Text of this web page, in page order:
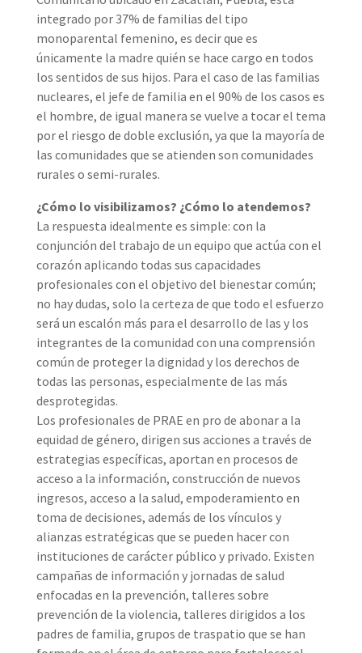
integrado por 37% de familias del tipo
monoparental femenino, es decir que es
únicamente la madre quién se hace cargo en todos
los sentidos de sus hijos. Para el caso de las familias
nucleares, el jefe de familia en el 90% de los casos es
el hombre, de igual manera se vuelve a tocar el tema
por el riesgo de doble exclusión, ya que la mayoría de
las comunidades que se atienden son comunidades
rurales o semi-rurales.
¿Cómo lo visibilizamos? ¿Cómo lo atendemos?
La respuesta idealmente es simple: con la
conjunción del trabajo de un equipo que actúa con el
corazón aplicando todas sus capacidades
profesionales con el objetivo del bienestar común;
no hay dudas, solo la certeza de que todo el esfuerzo
será un escalón más para el desarrollo de las y los
integrantes de la comunidad con una comprensión
común de proteger la dignidad y los derechos de
todas las personas, especialmente de las más
desprotegidas.
Los profesionales de PRAE en pro de abonar a la
equidad de género, dirigen sus acciones a través de
estrategias específicas, aportan en procesos de
acceso a la información, construcción de nuevos
ingresos, acceso a la salud, empoderamiento en
toma de decisiones, además de los vínculos y
alianzas estratégicas que se pueden hacer con
instituciones de carácter público y privado. Existen
campañas de información y jornadas de salud
enfocadas en la prevención, talleres sobre
prevención de la violencia, talleres dirigidos a los
padres de familia, grupos de traspatio que se han